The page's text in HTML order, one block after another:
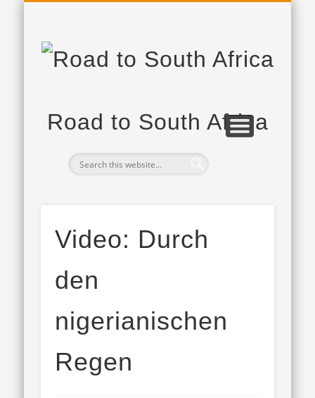
Road to South Africa
Video: Durch
den
nigerianischen
Regen